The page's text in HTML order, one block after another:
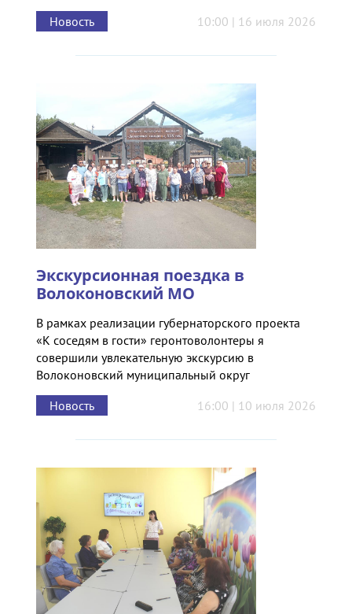
Новость
10:00 | 16 июля 2026
Экскурсионная поездка в
Волоконовский МО
В рамках реализации губернаторского проекта
«К соседям в гости» геронтоволонтеры я
совершили увлекательную экскурсию в
Волоконовский муниципальный округ
Новость
16:00 | 10 июля 2026